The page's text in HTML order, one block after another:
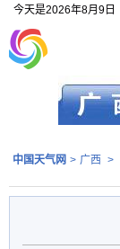
今天是2026年8月9日
中国天气网 > 广西 >